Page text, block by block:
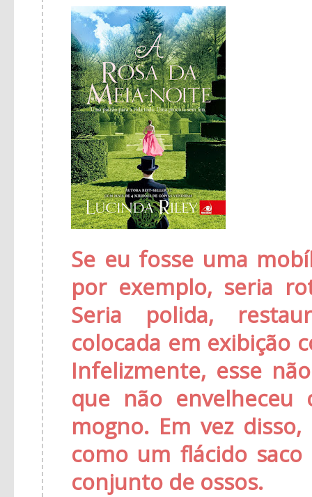
Se eu fosse uma
por exemplo, seria
Seria polida,
colocada em exibição
Infelizmente, esse
que não envelheceu
mogno. Em vez
como um flácido
conjunto de ossos.